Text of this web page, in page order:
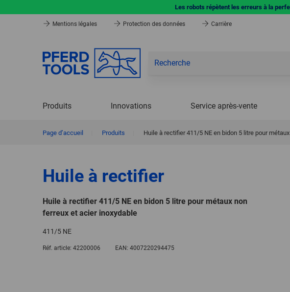
Les robots répètent les erreurs à la
Mentions légales Protection des données Carrière
Produits Innovations Service après-vente
Page d’accueil Produits Huile à rectifier 411/5 NE en bidon 5 litre pour
Huile à rectifier
Huile à rectifier 411/5 NE en bidon 5 litre pour métaux non
ferreux et acier inoxydable
411/5 NE
Réf. article: 42200006 EAN: 4007220294475